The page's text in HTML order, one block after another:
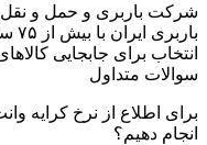
شرکت باربری و حمل و نقل
انتخاب برای جابجایی
سوالات متداول
انجام دهیم؟